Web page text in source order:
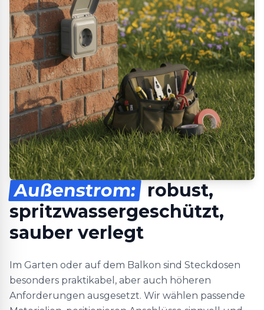
Außenstrom: robust,
spritzwassergeschützt,
sauber verlegt
Im Garten oder auf dem Balkon sind Steckdosen
besonders praktikabel, aber auch höheren
Anforderungen ausgesetzt. Wir wählen passende